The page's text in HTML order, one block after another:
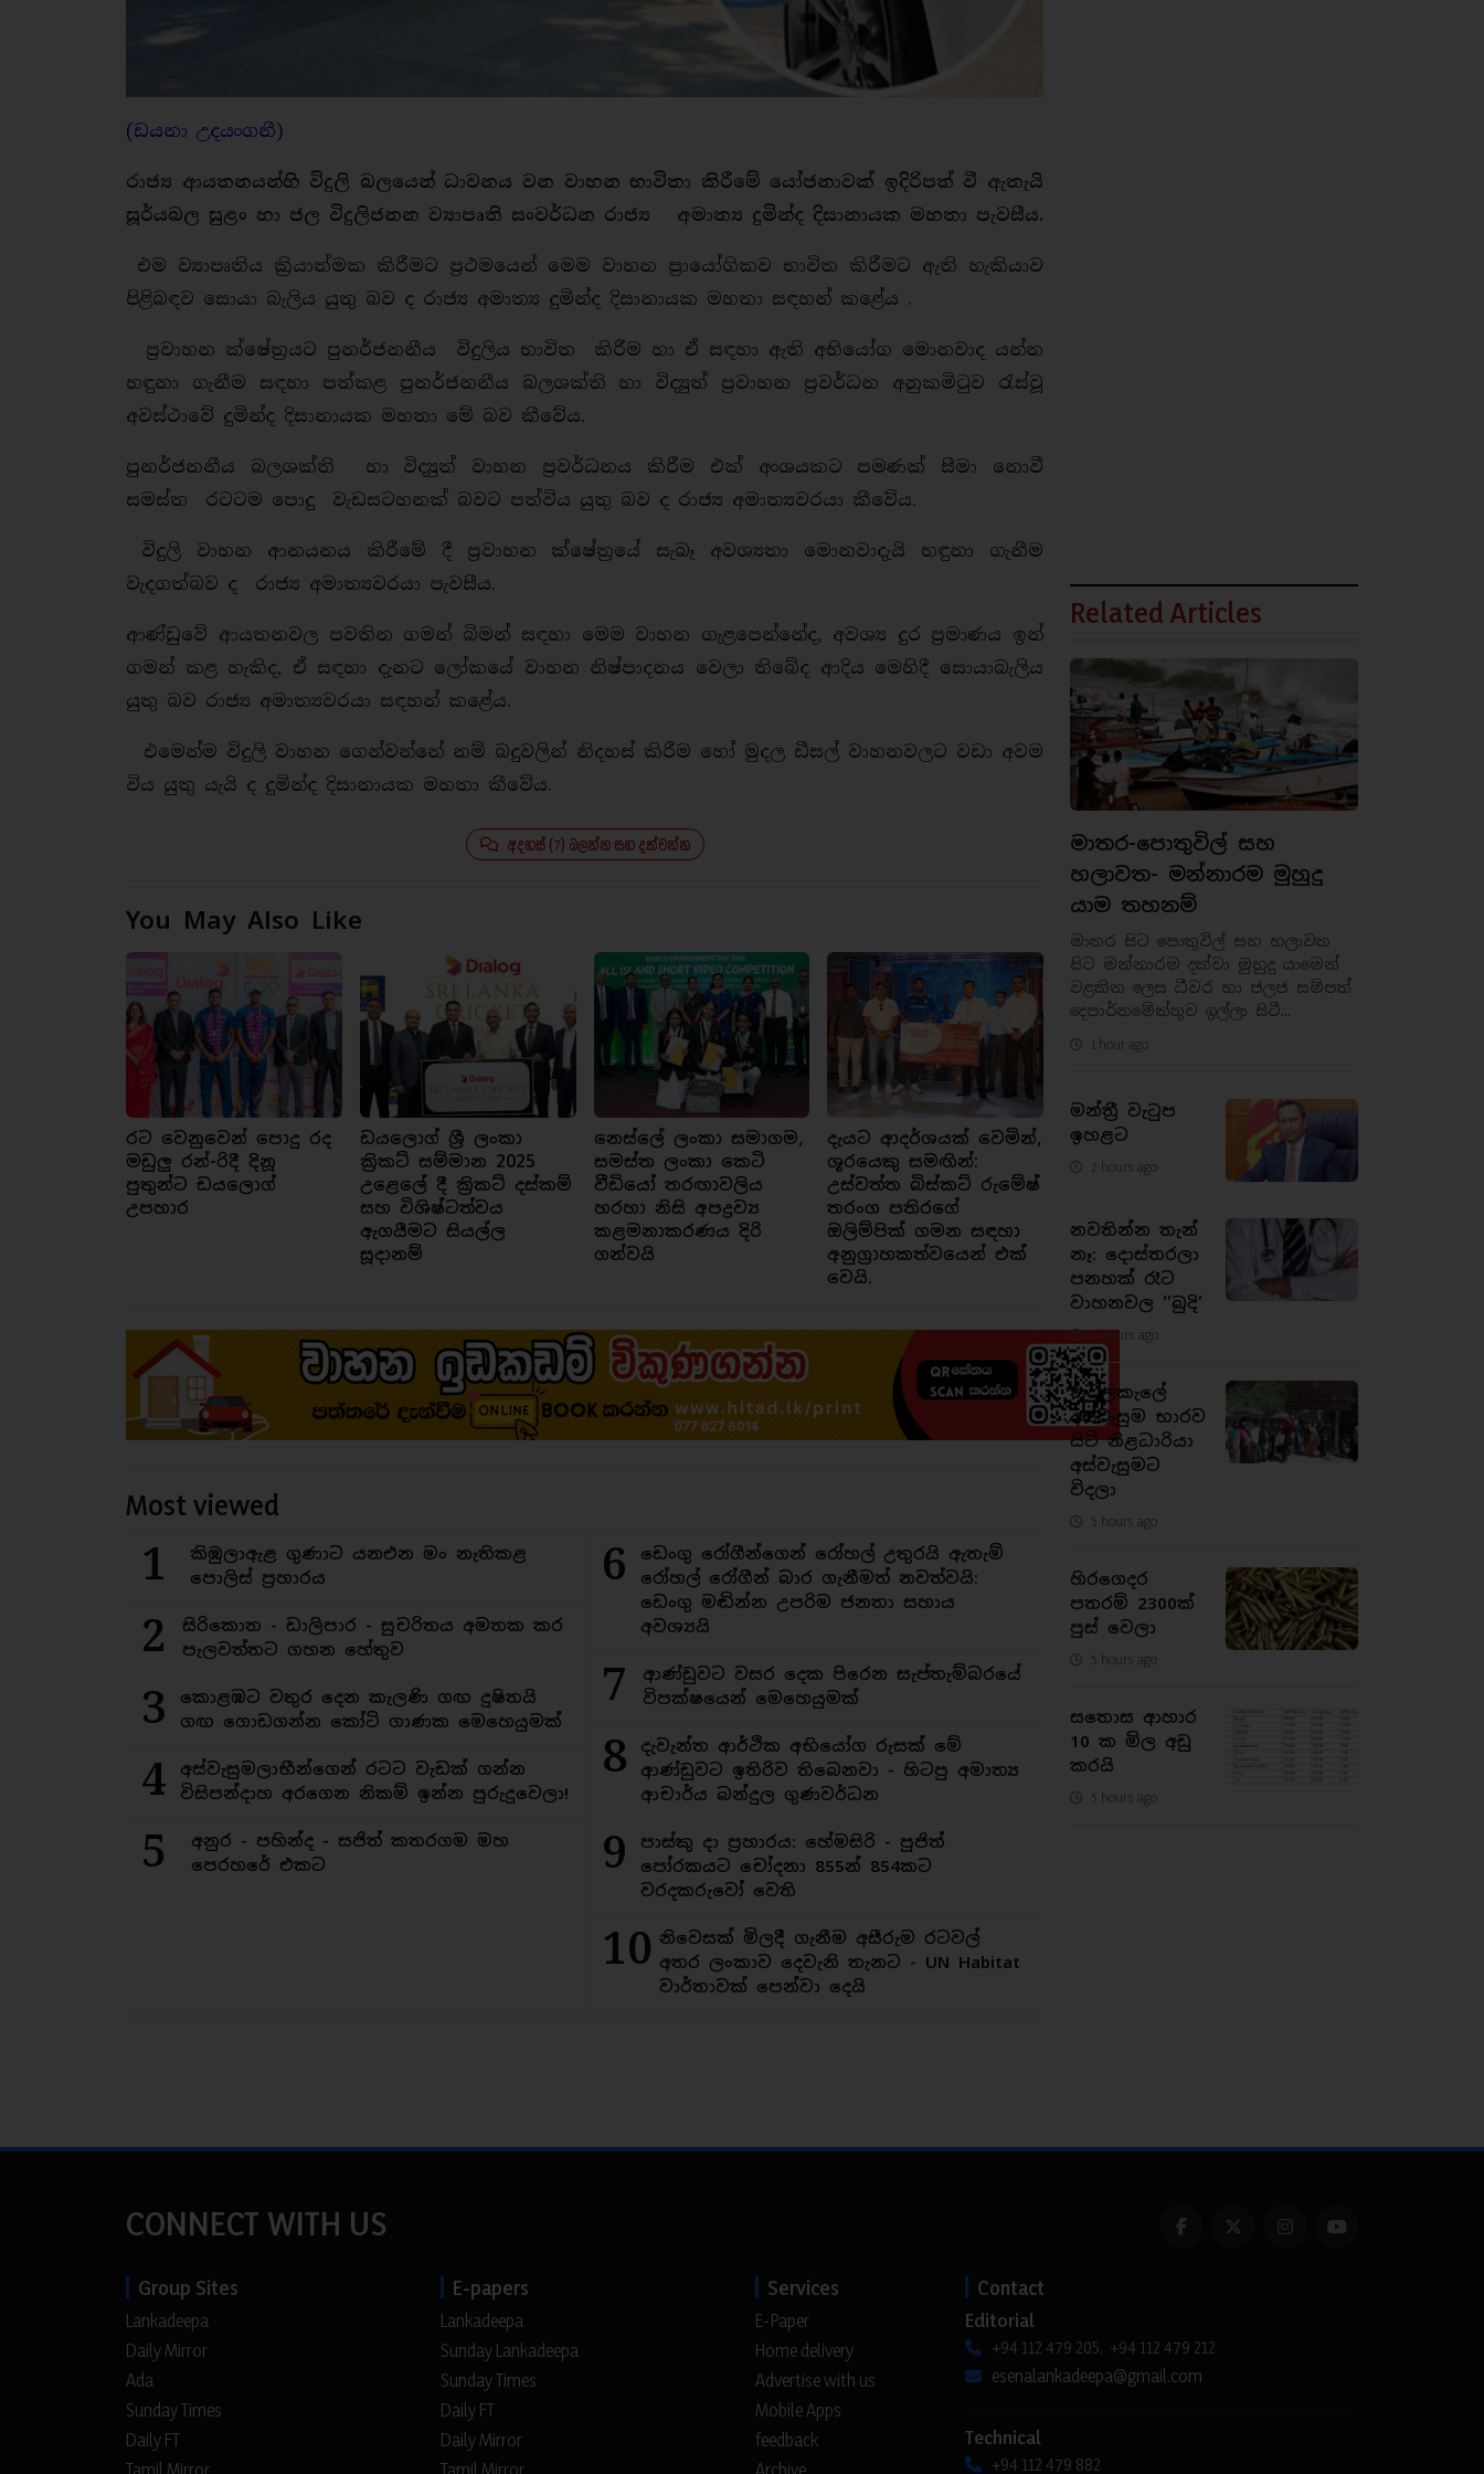
(ඩයනා උදයංගනී)
රාජ්‍ය ආයතනයන්හි විදුලි බලයෙන් ධාවනය වන වාහන භාවිතා කිරීමේ යෝජනාවක් ඉදිරිපත් වී ඇතැයි
සූර්යබල සුළං හා ජල විදුලිජනන ව්‍යාපෘති සංවර්ධන රාජ්‍ය අමාත්‍ය දුමින්ද දිසානායක මහතා පැවසීය.
එම ව්‍යාපෘතිය ක්‍රියාත්මක කිරීමට ප්‍රථමයෙන් මෙම වාහන ප්‍රායෝගිකව භාවිත කිරීමට ඇති හැකියාව
පිළිබඳව සොයා බැලිය යුතු බව ද රාජ්‍ය අමාත්‍ය දුමින්ද දිසානායක මහතා සඳහන් කළේය .
ප්‍රවාහන ක්ෂේත්‍රයට පුනර්ජනනීය විදුලිය භාවිත කිරීම හා ඒ සඳහා ඇති අභියෝග මොනවාද යන්න
හඳුනා ගැනීම සඳහා පත්කළ පුනර්ජනනීය බලශක්ති හා විද්‍යුත් ප්‍රවාහන ප්‍රවර්ධන අනුකමිටුව රැස්වූ
අවස්ථාවේ දුමින්ද දිසානායක මහතා මේ බව කීවේය.
පුනර්ජනනීය බලශක්ති හා විද්‍යුත් වාහන ප්‍රවර්ධනය කිරීම එක් අංශයකට පමණක් සීමා නොවී
සමස්ත රටටම පොදු වැඩසටහනක් බවට පත්විය යුතු බව ද රාජ්‍ය අමාත්‍යවරයා කීවේය.
විදුලි වාහන ආනයනය කිරීමේ දී ප්‍රවාහන ක්ෂේත්‍රයේ සැබෑ අවශ්‍යතා මොනවාදැයි හඳුනා ගැනීම
වැදගත්බව ද රාජ්‍ය අමාත්‍යවරයා පැවසීය.
ආණ්ඩුවේ ආයතනවල පවතින ගමන් බිමන් සඳහා මෙම වාහන ගැළපෙන්නේද, අවශ්‍ය දුර ප්‍රමාණය ඉන්
ගමන් කළ හැකිද, ඒ සඳහා දැනට ලෝකයේ වාහන නිෂ්පාදනය වෙලා තිබේද ආදිය මෙහිදී සොයාබැලිය
යුතු බව රාජ්‍ය අමාත්‍යවරයා සඳහන් කළේය.
එමෙන්ම විදුලි වාහන ගෙන්වන්නේ නම් බදුවලින් නිදහස් කිරීම හෝ මුදල ඩීසල් වාහනවලට වඩා අවම
විය යුතු යැයි ද දුමින්ද දිසානායක මහතා කීවේය.
අදහස් (7) බලන්න සහ දක්වන්න
You May Also Like
රට වෙනුවෙන් පොදු රද
මඩුලු රන්-රිදී දිනූ
පුතුන්ට ඩයලොග්
උපහාර
ඩයලොග් ශ්‍රී ලංකා
ක්‍රිකට් සම්මාන 2025
උළෙලේ දී ක්‍රිකට් දස්කම්
සහ විශිෂ්ටත්වය
ඇගයීමට සියල්ල
සූදානම්
නෙස්ලේ ලංකා සමාගම,
සමස්ත ලංකා කෙටි
වීඩියෝ තරඟාවලිය
හරහා නිසි අපද්‍රව්‍ය
කළමනාකරණය දිරි
ගන්වයි
දැයට ආදර්ශයක් වෙමින්,
ශූරයෙකු සමඟින්:
උස්වත්ත බිස්කට් රුමේෂ්
තරංග පතිරගේ
ඔලිම්පික් ගමන සඳහා
අනුග්‍රාහකත්වයෙන් එක්
වෙයි.
Most viewed
1
කිඹුලාඇළ ගුණාට යනඑන මං නැතිකළ
පොලිස් ප්‍රහාරය
2
සිරිකොත - ඩාලිපාර - සුචරිතය අමතක කර
පැලවත්තට ගහන හේතුව
3
කොළඹට වතුර දෙන කැලණි ගඟ දුෂිතයි
ගඟ ගොඩගන්න කෝටි ගාණක මෙහෙයුමක්
4
අස්වැසුමලාභීන්ගෙන් රටට වැඩක් ගන්න
විසිපන්දාහ අරගෙන නිකම් ඉන්න පුරුදුවෙලා!
5
අනුර - පහින්ද - සජිත් කතරගම මහ
පෙරහරේ එකට
6
ඩෙංගු රෝගීන්ගෙන් රෝහල් උතුරයි ඇතැම්
රෝහල් රෝගීන් බාර ගැනීමත් නවත්වයි:
ඩෙංගු මඬින්න උපරිම ජනතා සහාය
අවශ්‍යයි
7
ආණ්ඩුවට වසර දෙක පිරෙන සැප්තැම්බරයේ
විපක්ෂයෙන් මෙහෙයුමක්
8
දැවැන්ත ආර්ථික අභියෝග රුසක් මේ
ආණ්ඩුවට ඉතිරිව තිබෙනවා - හිටපු අමාත්‍ය
ආචාර්ය බන්දුල ගුණවර්ධන
9
පාස්කු දා ප්‍රහාරය: හේමසිරි - පූජිත්
පෝරකයට චෝදනා 855න් 854කට
වරදකරුවෝ වෙති
10 නිවෙසක් මිලදී ගැනීම අසීරුම රටවල්
අතර ලංකාව දෙවැනි තැනට - UN Habitat
වාර්තාවක් පෙන්වා දෙයි
Related Articles
මාතර-පොතුවිල් සහ
හලාවත- මන්නාරම මුහුදු
යාම තහනම්
මාතර සිට පොතුවිල් සහ හලාවත
සිට මන්නාරම දක්වා මුහුදු යාමෙන්
වළකින ලෙස ධීවර හා ජලජ සම්පත්
දෙපාර්තමේන්තුව ඉල්ලා සිටී...
1 hour ago
මන්ත්‍රී වැටුප
ඉහළට
2 hours ago
නවතින්න තැන්
නෑ: දොස්තරලා
පනහක් රෑට
වාහනවල ’’බුදි’
4 hours ago
තවලකැලේ
අස්වැසුම භාරව
සිටි නිළධාරියා
අස්වැසුමට
විදලා
5 hours ago
හිරගෙදර
පතරම් 2300ක්
පුස් වෙලා
5 hours ago
සතොස ආහාර
10 ක මිල අඩු
කරයි
5 hours ago
CONNECT WITH US
Group Sites
Lankadeepa
Daily Mirror
Ada
Sunday Times
Daily FT
Tamil Mirror
E-papers
Lankadeepa
Sunday Lankadeepa
Sunday Times
Daily FT
Daily Mirror
Tamil Mirror
Services
E-Paper
Home delivery
Advertise with us
Mobile Apps
feedback
Archive
Contact
Editorial
+94 112 479 205, +94 112 479 212
esenalankadeepa@gmail.com
Technical
+94 112 479 882